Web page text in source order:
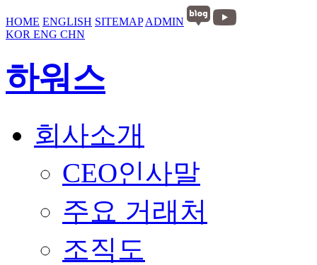
HOME ENGLISH SITEMAP ADMIN
KOR ENG CHN
하워스
회사소개
CEO인사말
주요 거래처
조직도